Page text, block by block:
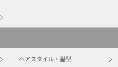
ヘアスタイル・髪型